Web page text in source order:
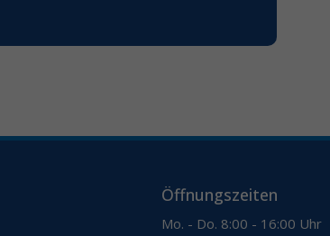
Öffnungszeiten
Mo. - Do. 8:00 - 16:00 Uhr